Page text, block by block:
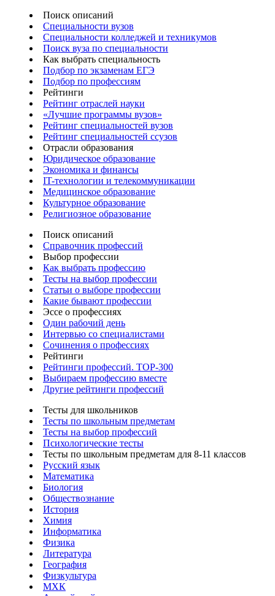
Поиск описаний
Специальности вузов
Специальности колледжей и техникумов
Поиск вуза по специальности
Как выбрать специальность
Подбор по экзаменам ЕГЭ
Подбор по профессиям
Рейтинги
Рейтинг отраслей науки
«Лучшие программы вузов»
Рейтинг специальностей вузов
Рейтинг специальностей ссузов
Отрасли образования
Юридическое образование
Экономика и финансы
IT-технологии и телекоммуникации
Медицинское образование
Культурное образование
Религиозное образование
Поиск описаний
Справочник профессий
Выбор профессии
Как выбрать профессию
Тесты на выбор профессии
Статьи о выборе профессии
Какие бывают профессии
Эссе о профессиях
Один рабочий день
Интервью со специалистами
Сочинения о профессиях
Рейтинги
Рейтинги профессий. TOP-300
Выбираем профессию вместе
Другие рейтинги профессий
Тесты для школьников
Тесты по школьным предметам
Тесты на выбор профессий
Психологические тесты
Тесты по школьным предметам для 8-11 классов
Русский язык
Математика
Биология
Обществознание
История
Химия
Информатика
Физика
Литература
География
Физкультура
МХК